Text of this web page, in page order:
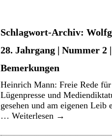
Schlagwort-Archiv:
28. Jahrgang | Nummer 2
Bemerkungen
Heinrich Mann: Freie Rede für
Lügenpresse und
gesehen und am eigenen
… Weiterlesen →